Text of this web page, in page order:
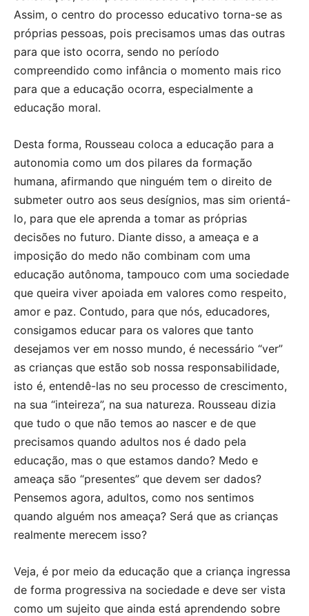
Assim, o centro do processo educativo torna-se as
próprias pessoas, pois precisamos umas das outras
para que isto ocorra, sendo no período
compreendido como infância o momento mais rico
para que a educação ocorra, especialmente a
educação moral.
Desta forma, Rousseau coloca a educação para a
autonomia como um dos pilares da formação
humana, afirmando que ninguém tem o direito de
submeter outro aos seus desígnios, mas sim orientá-
lo, para que ele aprenda a tomar as próprias
decisões no futuro. Diante disso, a ameaça e a
imposição do medo não combinam com uma
educação autônoma, tampouco com uma sociedade
que queira viver apoiada em valores como respeito,
amor e paz. Contudo, para que nós, educadores,
consigamos educar para os valores que tanto
desejamos ver em nosso mundo, é necessário “ver”
as crianças que estão sob nossa responsabilidade,
isto é, entendê-las no seu processo de crescimento,
na sua “inteireza”, na sua natureza. Rousseau dizia
que tudo o que não temos ao nascer e de que
precisamos quando adultos nos é dado pela
educação, mas o que estamos dando? Medo e
ameaça são “presentes” que devem ser dados?
Pensemos agora, adultos, como nos sentimos
quando alguém nos ameaça? Será que as crianças
realmente merecem isso?
Veja, é por meio da educação que a criança ingressa
de forma progressiva na sociedade e deve ser vista
como um sujeito que ainda está aprendendo sobre